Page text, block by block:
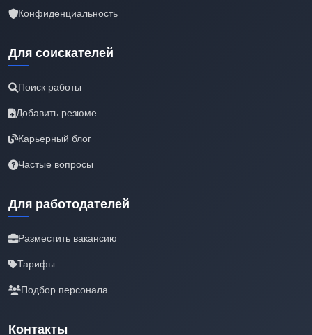
Конфиденциальность
Для соискателей
Поиск работы
Добавить резюме
Карьерный блог
Частые вопросы
Для работодателей
Разместить вакансию
Тарифы
Подбор персонала
Контакты